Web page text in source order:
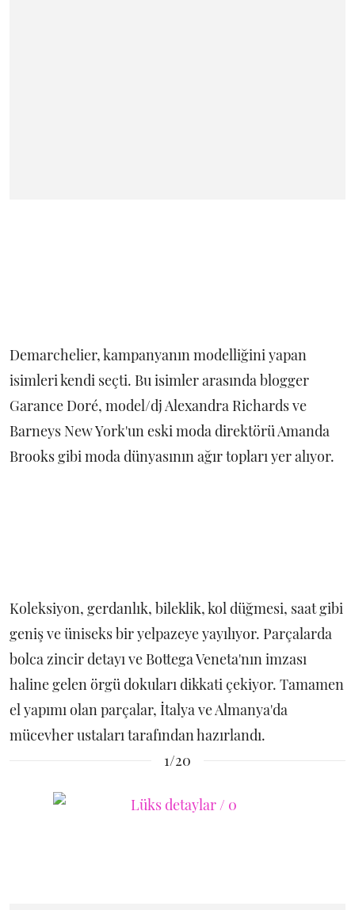
Demarchelier, kampanyanın modelliğini yapan
isimleri kendi seçti. Bu isimler arasında blogger
Garance Doré, model/dj Alexandra Richards ve
Barneys New York'un eski moda direktörü Amanda
Brooks gibi moda dünyasının ağır topları yer alıyor.
Koleksiyon, gerdanlık, bileklik, kol düğmesi, saat gibi
geniş ve üniseks bir yelpazeye yayılıyor. Parçalarda
bolca zincir detayı ve Bottega Veneta'nın imzası
haline gelen örgü dokuları dikkati çekiyor. Tamamen
el yapımı olan parçalar, İtalya ve Almanya'da
mücevher ustaları tarafından hazırlandı.
1/20